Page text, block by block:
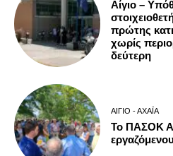
Αίγιο –
πρώτης
χωρίς
δεύτερη
ΑΊΓΙΟ - ΑΧΑΪ́Α
Το ΠΑΣΟΚ